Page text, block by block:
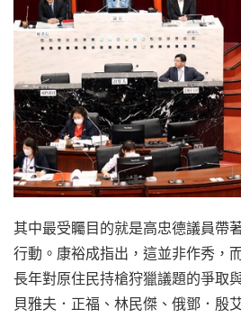
其中最受矚目的就是高忠德議員帶
行動。康裕成指出，這並非作秀，
長年對原住民持槍狩獵議題的爭取
貝雅夫．正福、林民傑、俄鄧．殷